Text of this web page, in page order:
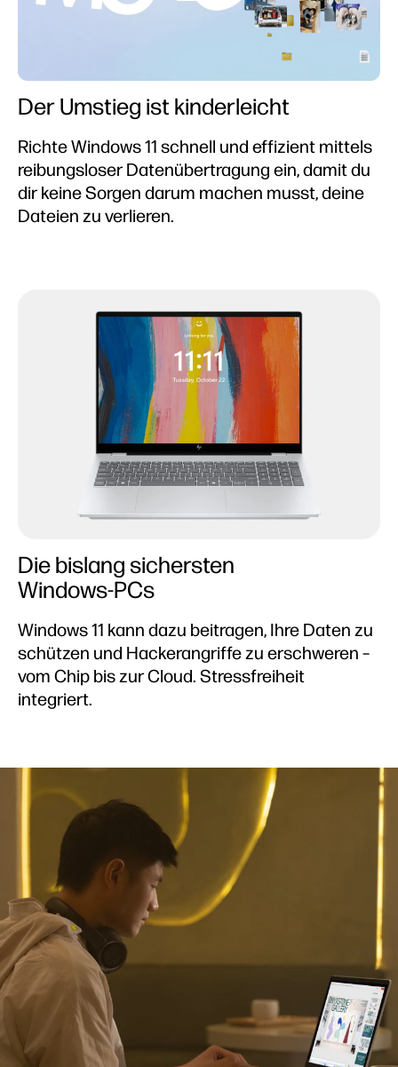
Der Umstieg ist kinderleicht
Richte Windows 11 schnell und effizient mittels
reibungsloser Datenübertragung ein, damit du
dir keine Sorgen darum machen musst, deine
Dateien zu verlieren.
Die bislang sichersten
Windows-PCs
Windows 11 kann dazu beitragen, Ihre Daten zu
schützen und Hackerangriffe zu erschweren –
vom Chip bis zur Cloud. Stressfreiheit
integriert.